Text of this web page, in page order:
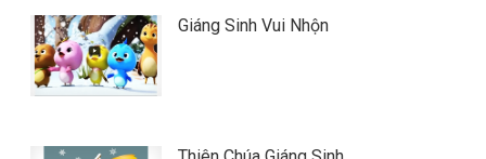
Giáng Sinh Vui Nhộn